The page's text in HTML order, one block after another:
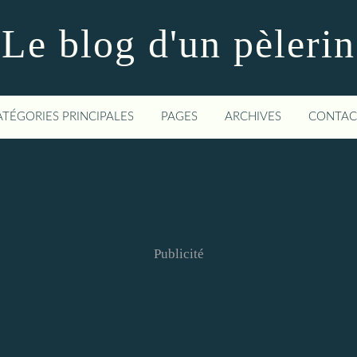
Le blog d'un pèlerin
PRINCIPALES PAGES ARCHIVES
Publicité